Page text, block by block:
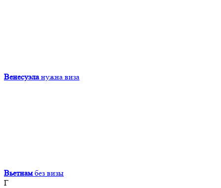
Венесуэла нужна виза
Вьетнам без визы
Г